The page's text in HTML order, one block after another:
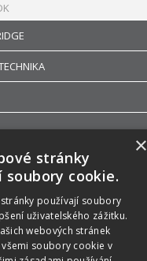
POTŘEBY
×
stránky
soubory cookie.
používají soubory
uživatelského zážitku.
webových stránek
soubory cookie v